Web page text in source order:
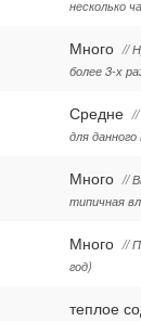
несколько
Много //
более 3-х
Средне
для
Много //
типичная
Много //
год)
теплое